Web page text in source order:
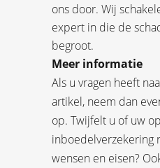
ons door. Wij
expert in die de
begroot.
Meer informatie
Als u vragen heeft
artikel, neem dan
op. Twijfelt u of uw
inboedelverzekering
wensen en eisen?